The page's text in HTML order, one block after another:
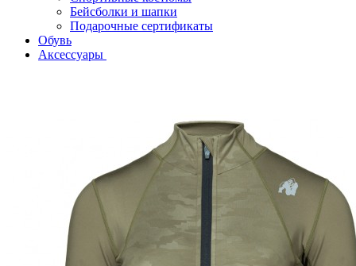
Бейсболки и шапки
Подарочные сертификаты
Обувь
Аксессуары